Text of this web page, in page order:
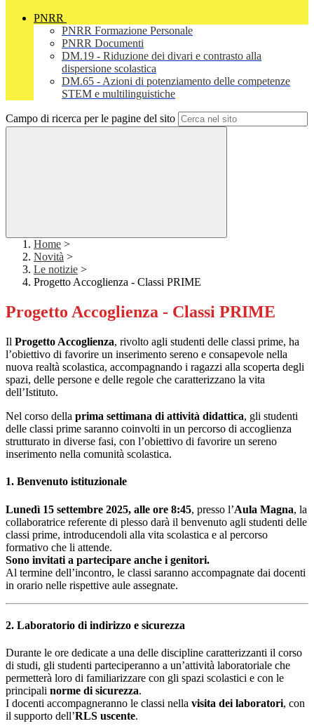
PNRR
PNRR Formazione Personale
PNRR Documenti
DM.19 - Riduzione dei divari e contrasto alla
dispersione scolastica
DM.65 - Azioni di potenziamento delle competenze
STEM e multilinguistiche
Campo di ricerca per le pagine del sito
Home >
Novità >
Le notizie >
Progetto Accoglienza - Classi PRIME
Progetto Accoglienza - Classi PRIME
Il Progetto Accoglienza, rivolto agli studenti delle classi prime, ha
l’obiettivo di favorire un inserimento sereno e consapevole nella
nuova realtà scolastica, accompagnando i ragazzi alla scoperta degli
spazi, delle persone e delle regole che caratterizzano la vita
dell’Istituto.
Nel corso della prima settimana di attività didattica, gli studenti
delle classi prime saranno coinvolti in un percorso di accoglienza
strutturato in diverse fasi, con l’obiettivo di favorire un sereno
inserimento nella comunità scolastica.
1. Benvenuto istituzionale
Lunedì 15 settembre 2025, alle ore 8:45, presso l’Aula Magna, la
collaboratrice referente di plesso darà il benvenuto agli studenti delle
classi prime, introducendoli alla vita scolastica e al percorso
formativo che li attende.
Sono invitati a partecipare anche i genitori.
Al termine dell’incontro, le classi saranno accompagnate dai docenti
in orario nelle rispettive aule assegnate.
2. Laboratorio di indirizzo e sicurezza
Durante le ore dedicate a una delle discipline caratterizzanti il corso
di studi, gli studenti parteciperanno a un’attività laboratoriale che
permetterà loro di familiarizzare con gli spazi scolastici e con le
principali norme di sicurezza.
I docenti accompagneranno le classi nella visita dei laboratori, con
il supporto dell’RLS uscente.